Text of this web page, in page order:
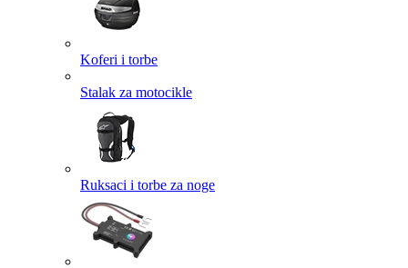
Koferi i torbe
Stalak za motocikle
Ruksaci i torbe za noge